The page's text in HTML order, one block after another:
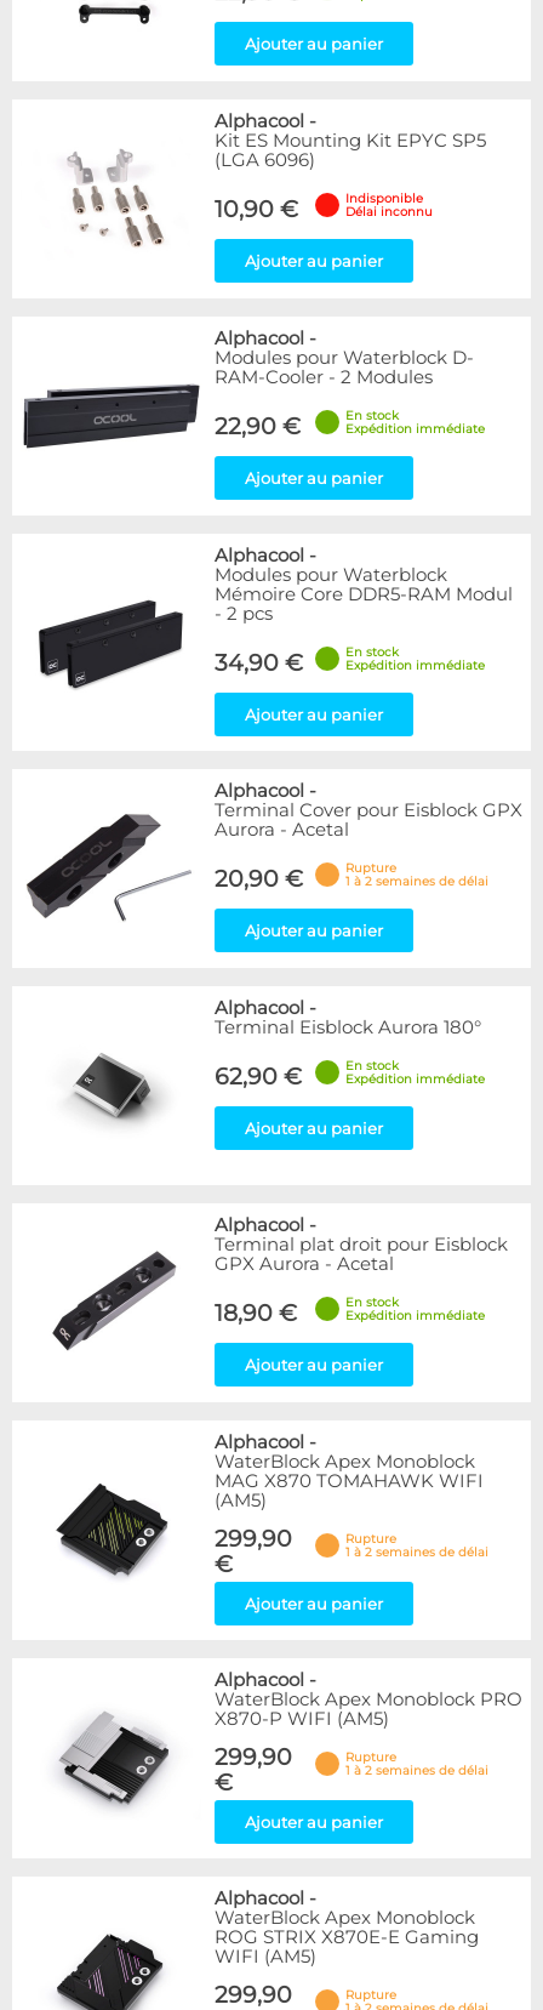
Ajouter au panier
Alphacool -
Kit ES Mounting Kit EPYC SP5
(LGA 6096)
10,90 €
Indisponible
Délai inconnu
Ajouter au panier
Alphacool -
Modules pour Waterblock D-
RAM-Cooler - 2 Modules
22,90 €
En stock
Expédition immédiate
Ajouter au panier
Alphacool -
Modules pour Waterblock
Mémoire Core DDR5-RAM Modul
- 2 pcs
34,90 €
En stock
Expédition immédiate
Ajouter au panier
Alphacool -
Terminal Cover pour Eisblock GPX
Aurora - Acetal
20,90 €
Rupture
1 à 2 semaines de délai
Ajouter au panier
Alphacool -
Terminal Eisblock Aurora 180°
62,90 €
En stock
Expédition immédiate
Ajouter au panier
Alphacool -
Terminal plat droit pour Eisblock
GPX Aurora - Acetal
18,90 €
En stock
Expédition immédiate
Ajouter au panier
Alphacool -
WaterBlock Apex Monoblock
MAG X870 TOMAHAWK WIFI
(AM5)
299,90
€
Rupture
1 à 2 semaines de délai
Ajouter au panier
Alphacool -
WaterBlock Apex Monoblock PRO
X870-P WIFI (AM5)
299,90
€
Rupture
1 à 2 semaines de délai
Ajouter au panier
Alphacool -
WaterBlock Apex Monoblock
ROG STRIX X870E-E Gaming
WIFI (AM5)
299,90
Rupture